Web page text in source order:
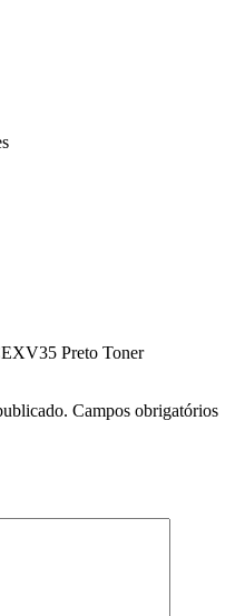
Preto Toner
Campos obrigatórios